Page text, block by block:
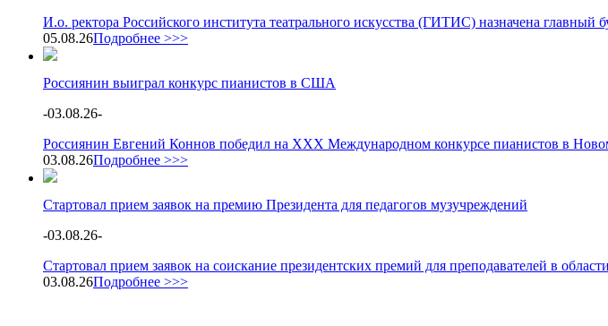
И.о. ректора Российского института театрального искусства (ГИТИС) назначена главный
05.08.26Подробнее >>>
Россиянин выиграл конкурс пианистов в США
-03.08.26-
Россиянин Евгений Коннов победил на XXX Международном конкурсе пианистов в
03.08.26Подробнее >>>
Стартовал прием заявок на премию Президента для педагогов музучреждений
-03.08.26-
Стартовал прием заявок на соискание президентских премий для преподавателей в
03.08.26Подробнее >>>